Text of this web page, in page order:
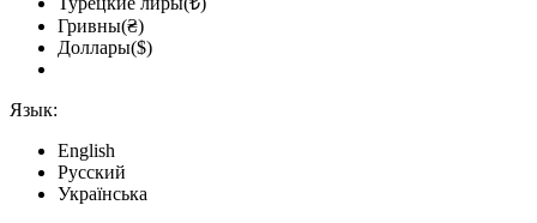
Гривны(₴)
Доллары($)
Язык:
English
Русский
Українська